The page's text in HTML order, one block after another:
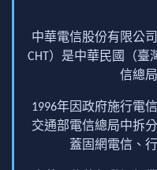
中華電信股份有限公
CHT）是中華民國（
信總
1996年因政府施行電
交通部電信總局中拆
蓋固網電信、